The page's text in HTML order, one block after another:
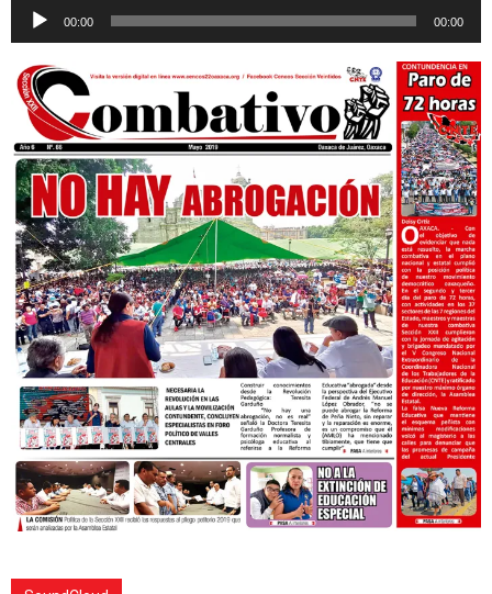
Reproductor
00:00 00:00